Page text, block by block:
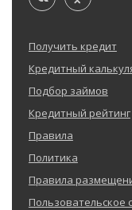
Получить кредит
Кредитный
Подбор займов
Кредитный рейтинг
Правила
Политика
Правила
Пользовательское